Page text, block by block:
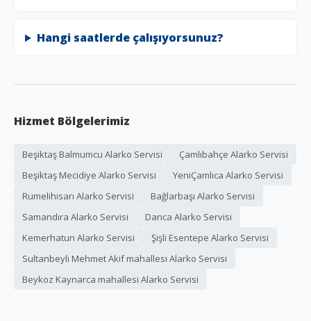
Hangi saatlerde çalışıyorsunuz?
Hizmet Bölgelerimiz
Beşiktaş Balmumcu Alarko Servisi
Çamlıbahçe Alarko Servisi
Beşiktaş Mecidiye Alarko Servisi
YeniÇamlıca Alarko Servisi
Rumelihisarı Alarko Servisi
Bağlarbaşı Alarko Servisi
Samandıra Alarko Servisi
Darıca Alarko Servisi
Kemerhatun Alarko Servisi
Şişli Esentepe Alarko Servisi
Sultanbeyli Mehmet Akif mahallesi Alarko Servisi
Beykoz Kaynarca mahallesi Alarko Servisi